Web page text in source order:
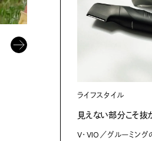
ライフスタイル
見えない部分こそ抜
V・VIO／グルーミング